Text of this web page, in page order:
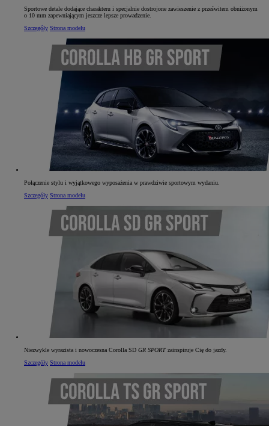
Sportowe detale dodające charakteru i specjalnie dostrojone zawieszenie z prześwitem obniżonym
o 10 mm zapewniającym jeszcze lepsze prowadzenie.
Szczegóły Strona modelu
Połączenie stylu i wyjątkowego wyposażenia w prawdziwie sportowym wydaniu.
Szczegóły Strona modelu
Niezwykle wyrazista i nowoczesna Corolla SD GR SPORT zainspiruje Cię do jazdy.
Szczegóły Strona modelu